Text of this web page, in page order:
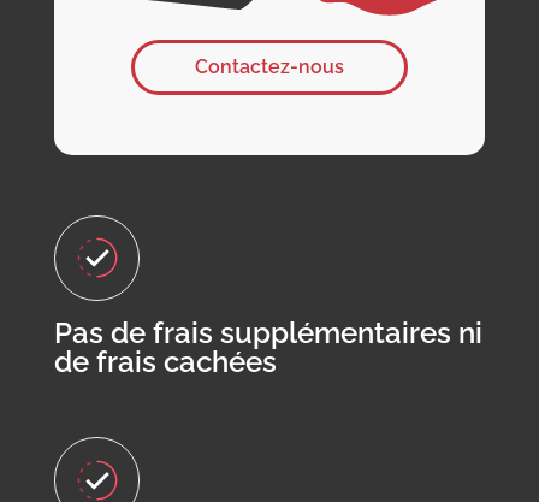
Contactez-nous
Pas de frais supplémentaires ni
de frais cachées